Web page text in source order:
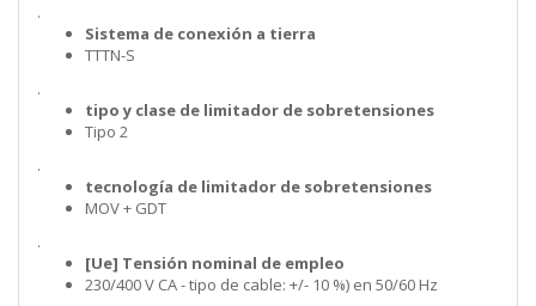
.
Sistema de conexión a tierra
TTTN-S
.
tipo y clase de limitador de sobretensiones
Tipo 2
.
tecnología de limitador de sobretensiones
MOV + GDT
.
[Ue] Tensión nominal de empleo
230/400 V CA - tipo de cable: +/- 10 %) en 50/60 Hz